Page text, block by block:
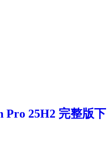
Pro 25H2 完整版下